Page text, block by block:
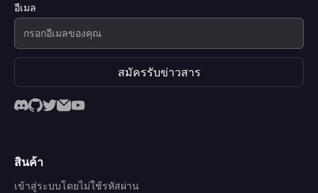
อีเมล
สมัครรับข่าวสาร
สินค้า
เข้าสู่ระบบโดยไม่ใช้รหัสผ่าน